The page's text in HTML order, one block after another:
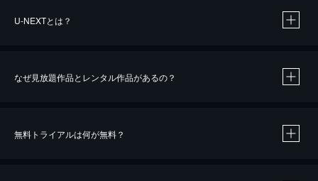
U-NEXTとは？
なぜ見放題作品とレンタル作品があるの？
無料トライアルは何が無料？